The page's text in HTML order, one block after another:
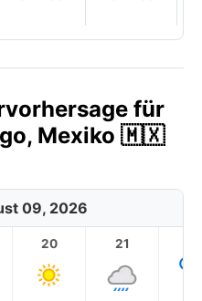
für
Mexiko 🇲🇽
09, 2026
20 21